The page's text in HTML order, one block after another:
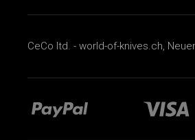
CeCo ltd. - world-of-knives.ch,